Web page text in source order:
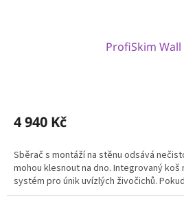
ProfiSkim Wall
4 940 Kč
Sběrač s montáží na stěnu odsává
mohou klesnout na dno. Integrovaný koš
systém pro únik uvízlých živočichů.